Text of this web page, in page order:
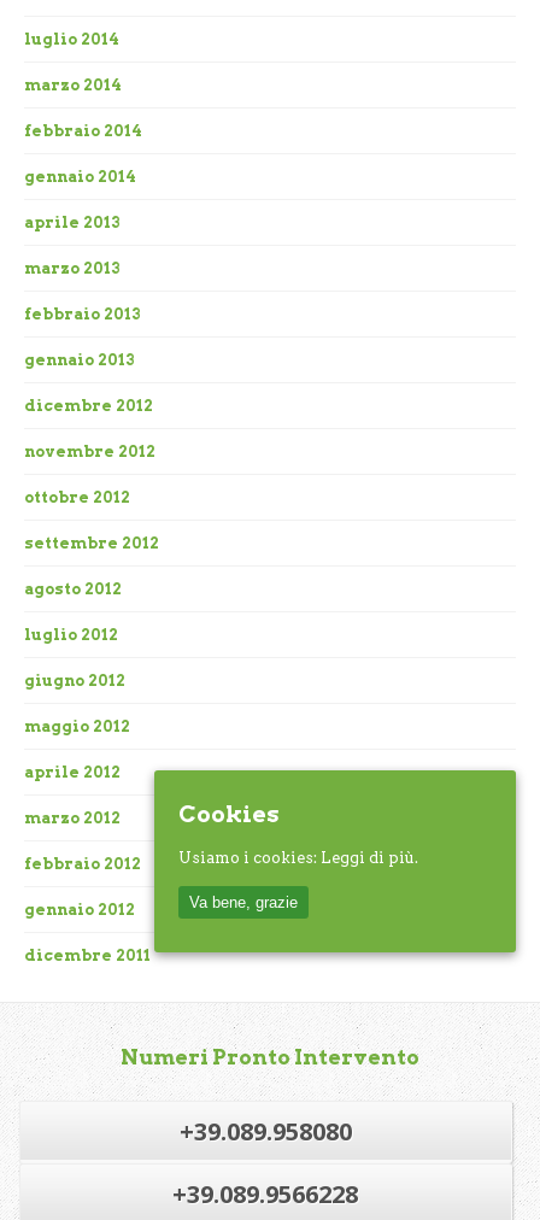
luglio 2014
marzo 2014
febbraio 2014
gennaio 2014
aprile 2013
marzo 2013
febbraio 2013
gennaio 2013
dicembre 2012
novembre 2012
ottobre 2012
settembre 2012
agosto 2012
luglio 2012
giugno 2012
maggio 2012
aprile 2012
marzo 2012
febbraio 2012
gennaio 2012
dicembre 2011
Numeri Pronto Intervento
+39.089.958080
+39.089.9566228
Cookies
Usiamo i cookies: Leggi di più.
Va bene, grazie